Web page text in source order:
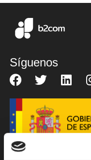
Síguenos